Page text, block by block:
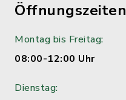
Öffnungszeiten
Montag bis Freitag:
08:00-12:00 Uhr
Dienstag: